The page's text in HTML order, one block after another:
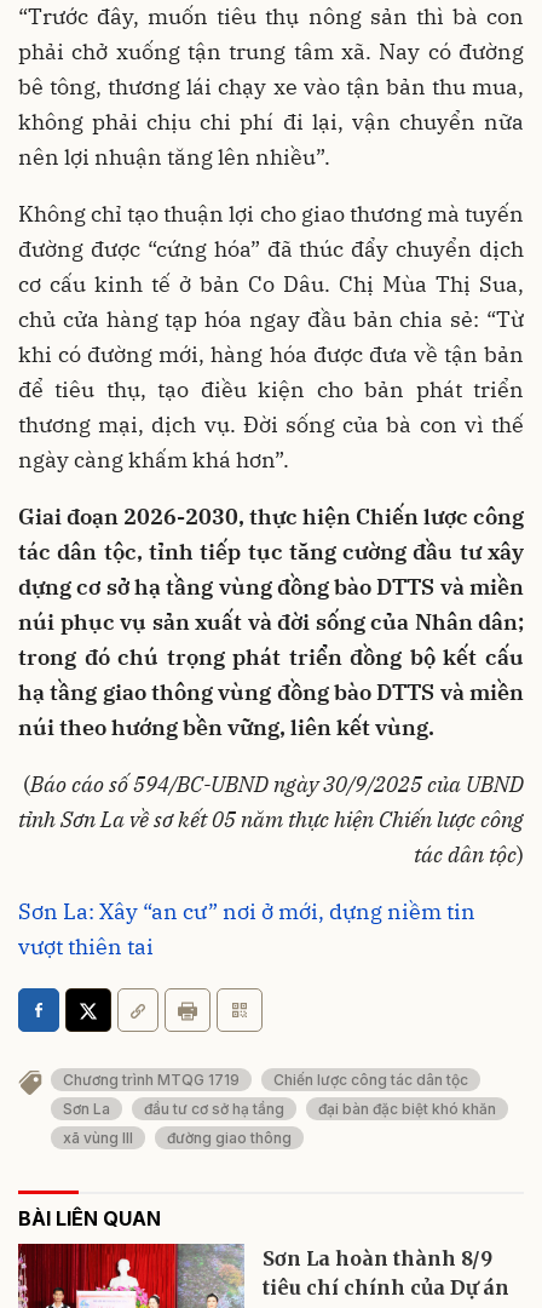
“Trước đây, muốn tiêu thụ nông sản thì bà con
phải chở xuống tận trung tâm xã. Nay có đường
bê tông, thương lái chạy xe vào tận bản thu mua,
không phải chịu chi phí đi lại, vận chuyển nữa
nên lợi nhuận tăng lên nhiều”.
Không chỉ tạo thuận lợi cho giao thương mà tuyến
đường được “cứng hóa” đã thúc đẩy chuyển dịch
cơ cấu kinh tế ở bản Co Dâu. Chị Mùa Thị Sua,
chủ cửa hàng tạp hóa ngay đầu bản chia sẻ: “Từ
khi có đường mới, hàng hóa được đưa về tận bản
để tiêu thụ, tạo điều kiện cho bản phát triển
thương mại, dịch vụ. Đời sống của bà con vì thế
ngày càng khấm khá hơn”.
Giai đoạn 2026-2030, thực hiện Chiến lược công
tác dân tộc, tỉnh tiếp tục tăng cường đầu tư xây
dựng cơ sở hạ tầng vùng đồng bào DTTS và miền
núi phục vụ sản xuất và đời sống của Nhân dân;
trong đó chú trọng phát triển đồng bộ kết cấu
hạ tầng giao thông vùng đồng bào DTTS và miền
núi theo hướng bền vững, liên kết vùng.
(Báo cáo số 594/BC-UBND ngày 30/9/2025 của UBND
tỉnh Sơn La về sơ kết 05 năm thực hiện Chiến lược công
tác dân tộc)
Sơn La: Xây “an cư” nơi ở mới, dựng niềm tin
vượt thiên tai
Chương trình MTQG 1719
Chiến lược công tác dân tộc
Sơn La
đầu tư cơ sở hạ tầng
đại bàn đặc biệt khó khăn
xã vùng III
đường giao thông
BÀI LIÊN QUAN
Sơn La hoàn thành 8/9
tiêu chí chính của Dự án